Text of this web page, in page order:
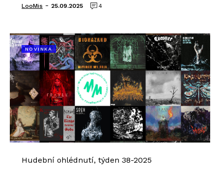
LooMis - 25.09.2025 4
NOVINKA
Hudební ohlédnutí, týden 38-2025